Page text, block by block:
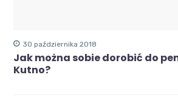
30 października 2018
Jak można sobie dorobić do
Kutno?